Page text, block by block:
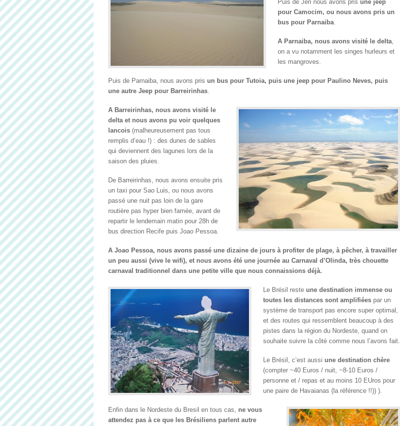
Puis de Jéri nous avons pris une jeep
pour Camocim, ou nous avons pris un
bus pour Parnaiba.
A Parnaiba, nous avons visité le delta,
on a vu notamment les singes hurleurs et
les mangroves.
Puis de Parnaiba, nous avons pris un bus pour Tutoia, puis une jeep pour Paulino Neves, puis
une autre Jeep pour Barreirinhas.
A Barreirinhas, nous avons visité le
delta et nous avons pu voir quelques
lancois (malheureusement pas tous
remplis d’eau !) : des dunes de sables
qui deviennent des lagunes lors de la
saison des pluies.
De Barreirinhas, nous avons ensuite pris
un taxi pour Sao Luis, ou nous avons
passé une nuit pas loin de la gare
routière pas hyper bien famée, avant de
repartir le lendemain matin pour 28h de
bus direction Recife puis Joao Pessoa.
A Joao Pessoa, nous avons passé une dizaine de jours à profiter de plage, à pêcher, à travailler
un peu aussi (vive le wifi), et nous avons été une journée au Carnaval d’Olinda, très chouette
carnaval traditionnel dans une petite ville que nous connaissions déjà.
Le Brésil reste une destination immense ou
toutes les distances sont amplifiées par un
système de transport pas encore super optimal,
et des routes qui ressemblent beaucoup à des
pistes dans la région du Nordeste, quand on
souhaite suivre la côté comme nous l’avons fait.
Le Brésil, c’est aussi une destination chère
(compter ~40 Euros / nuit, ~8-10 Euros /
personne et / repas et au moins 10 EUros pour
une paire de Havaianas (la référence !!)) ).
Enfin dans le Nordeste du Bresil en tous cas, ne vous
attendez pas à ce que les Brésiliens parlent autre